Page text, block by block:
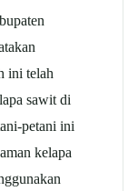
ini telah
sawit di
petani ini
kelapa